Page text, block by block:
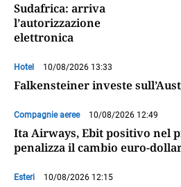
Sudafrica: arriva
l’autorizzazione
elettronica
Hotel 10/08/2026 13:33
Falkensteiner investe
Compagnie aeree 10/08/2026 12:49
Ita Airways, Ebit positivo nel
penalizza il cambio euro-
Esteri 10/08/2026 12:15